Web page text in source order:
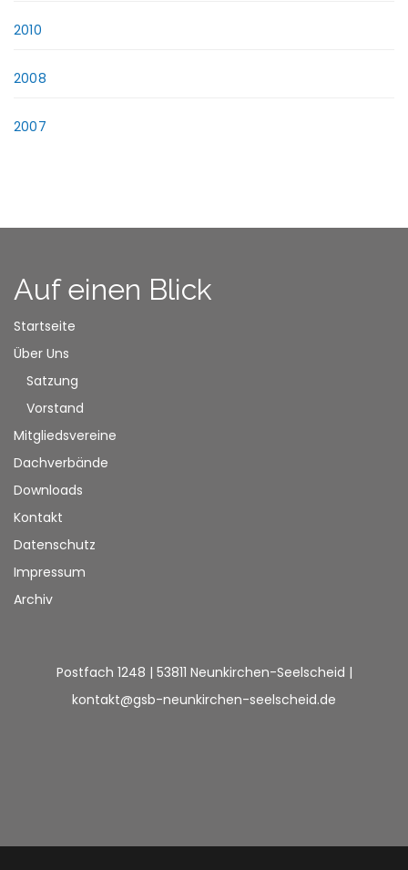
2010
2008
2007
Auf einen Blick
Startseite
Über Uns
Satzung
Vorstand
Mitgliedsvereine
Dachverbände
Downloads
Kontakt
Datenschutz
Impressum
Archiv
Postfach 1248 | 53811 Neunkirchen-Seelscheid |
kontakt@gsb-neunkirchen-seelscheid.de